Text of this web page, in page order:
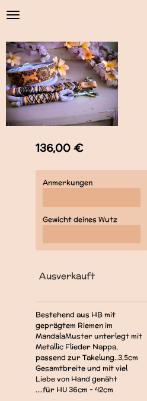
Zum
Hauptinhalt
136,00 €
Anmerkungen
Gewicht deines Wutz
Ausverkauft
Bestehend aus HB mit
geprägtem Riemen im
MandalaMuster unterlegt mit
Metallic Flieder Nappa,
passend zur Takelung..3,5cm
Gesamtbreite und mit viel
Liebe von Hand genäht
....für HU 36cm - 42cm